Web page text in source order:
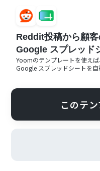
Reddit投稿から顧客
Google スプレッド
Yoomのテンプレートを使え
Google スプレッドシートを自
このテ